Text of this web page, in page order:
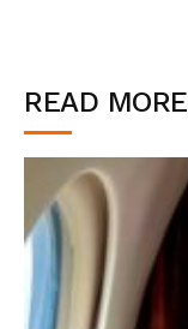
READ MORE